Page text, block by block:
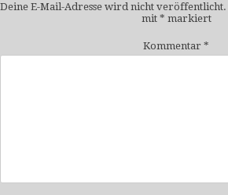
Deine E-Mail-Adresse wird nicht veröffentlicht.
mit * markiert
Kommentar *